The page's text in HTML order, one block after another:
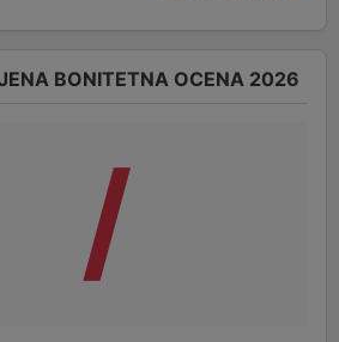
BONITETNA OCENA 2026
/